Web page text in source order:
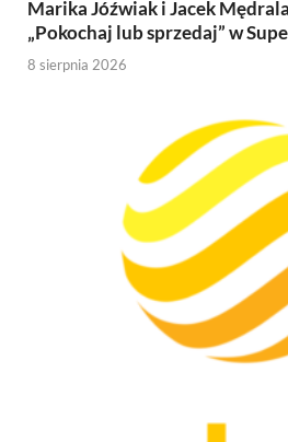
Marika Jóźwiak i Jacek
„Pokochaj lub sprzedaj” w
8 sierpnia 2026